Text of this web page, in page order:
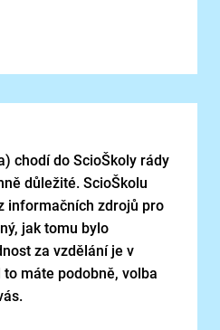
chodí do ScioŠkoly rády
důležité. ScioŠkolu
informačních zdrojů pro
jak tomu bylo
za vzdělání je v
máte podobně, volba